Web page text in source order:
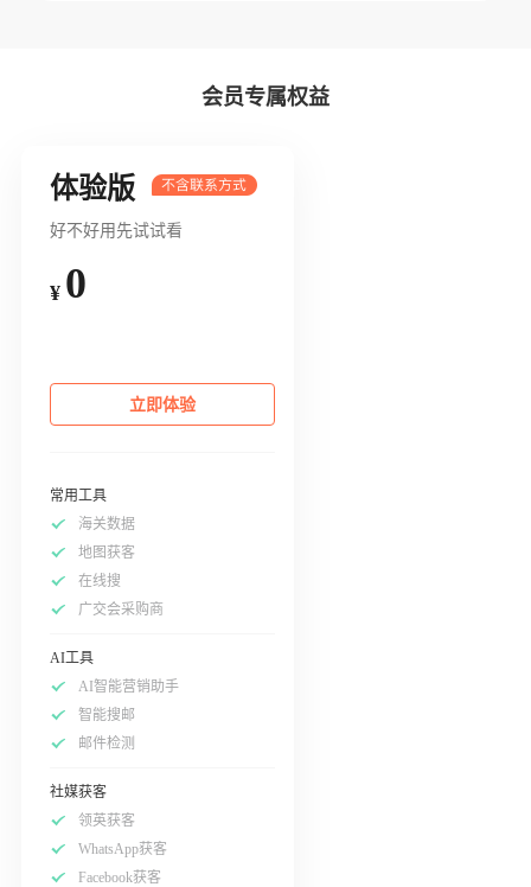
会员专属权益
体验版
好不好用先试试看
¥ 0
立即体验
常用工具
海关数据
地图获客
在线搜
广交会采购商
AI工具
AI智能营销助手
智能搜邮
邮件检测
社媒获客
领英获客
WhatsApp获客
Facebook获客